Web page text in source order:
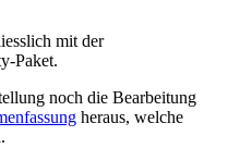
mit der
Paket.
noch die Bearbeitung
heraus, welche